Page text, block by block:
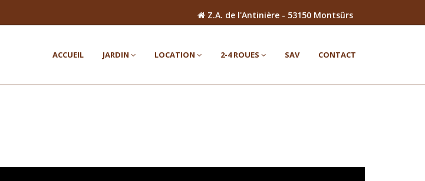
Z.A. de l'Antinière - 53150 Montsûrs
ACCUEIL JARDIN LOCATION 2-4 ROUES SAV CONTACT